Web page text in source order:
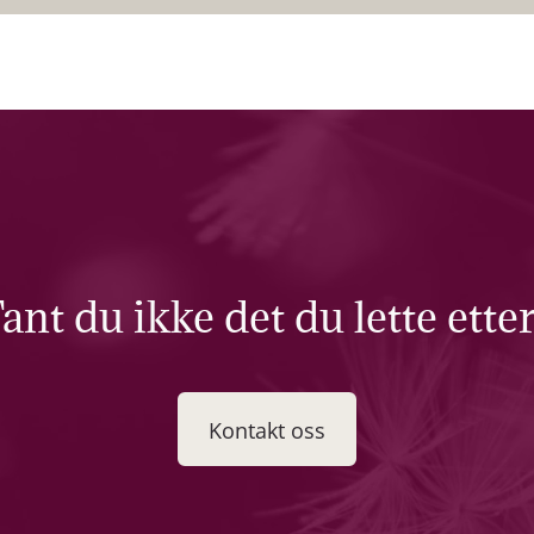
du ikke det du lette
Kontakt oss